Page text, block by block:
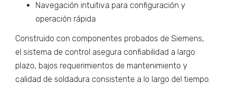
Navegación intuitiva para configuración y
operación rápida
Construido con componentes probados de Siemens,
el sistema de control asegura confiabilidad a largo
plazo, bajos requerimientos de mantenimiento y
calidad de soldadura consistente a lo largo del tiempo.